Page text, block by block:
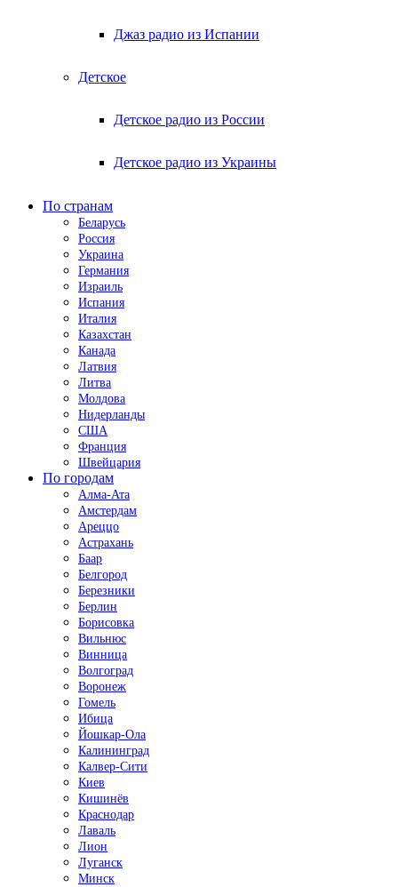
Джаз радио из Испании
Детское
Детское радио из России
Детское радио из Украины
По странам
Беларусь
Россия
Украина
Германия
Израиль
Испания
Италия
Казахстан
Канада
Латвия
Литва
Молдова
Нидерланды
США
Франция
Швейцария
По городам
Алма-Ата
Амстердам
Ареццо
Астрахань
Баар
Белгород
Березники
Берлин
Борисовка
Вильнюс
Винница
Волгоград
Воронеж
Гомель
Ибица
Йошкар-Ола
Калининград
Калвер-Сити
Киев
Кишинёв
Краснодар
Лаваль
Лион
Луганск
Минск